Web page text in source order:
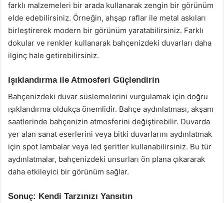
farklı malzemeleri bir arada kullanarak zengin bir görünüm
elde edebilirsiniz. Örneğin, ahşap raflar ile metal askıları
birleştirerek modern bir görünüm yaratabilirsiniz. Farklı
dokular ve renkler kullanarak bahçenizdeki duvarları daha
ilginç hale getirebilirsiniz.
Işıklandırma ile Atmosferi Güçlendirin
Bahçenizdeki duvar süslemelerini vurgulamak için doğru
ışıklandırma oldukça önemlidir. Bahçe aydınlatması, akşam
saatlerinde bahçenizin atmosferini değiştirebilir. Duvarda
yer alan sanat eserlerini veya bitki duvarlarını aydınlatmak
için spot lambalar veya led şeritler kullanabilirsiniz. Bu tür
aydınlatmalar, bahçenizdeki unsurları ön plana çıkararak
daha etkileyici bir görünüm sağlar.
Sonuç: Kendi Tarzınızı Yansıtın